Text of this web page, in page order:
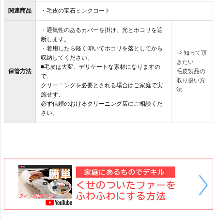
関連商品 ・毛皮の宝石 ミンクコート
保管方法
・通気性のあるカバーを掛け、光とホコリを遮
断します。
・着用したら軽く叩いてホコリを落としてから
収納してください。
■毛皮は大変、デリケートな素材になりますの
で、
クリーニングを必要とされる場合はご家庭で実
施せず、
必ず信頼のおけるクリーニング店にご相談くだ
さい。
⇒ 知って頂
きたい
毛皮製品の
取り扱い方
法